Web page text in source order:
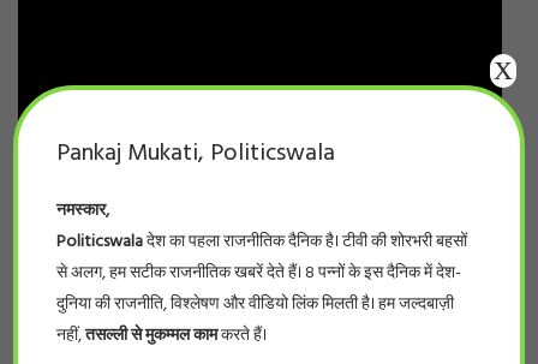
Pankaj Mukati, Politicswala
नमस्कार,
Politicswalaदेश का पहला राजनीतिक दैनिक है। टीवी की शोरभरी बहसों
से अलग, हम सटीक राजनीतिक खबरें देते हैं। 8 पन्नों के इस दैनिक में देश-
दुनिया की राजनीति, विश्लेषण और वीडियो लिंक मिलती है। हम जल्दबाज़ी
नहीं,तसल्ली से मुकम्मल कामकरते हैं।
X